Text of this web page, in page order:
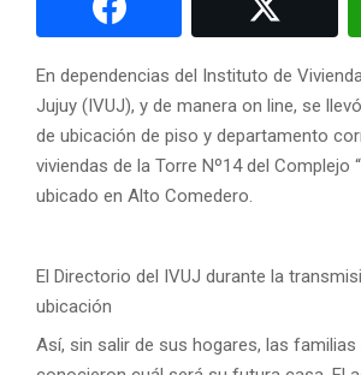
En dependencias del Instituto de
Jujuy (IVUJ), y de manera on line, se
de ubicación de piso y departamento
viviendas de la Torre Nº14 del Complejo
ubicado en Alto Comedero.
El Directorio del IVUJ durante la
ubicación
Así, sin salir de sus hogares, las